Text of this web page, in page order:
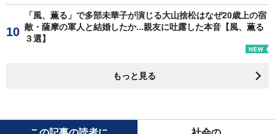
「風、薫る」で多部未華子が演じる大山捨松はなぜ20歳上の宿
敵・薩摩の軍人と結婚したか...親友に吐露した本音【風、薫る
３選】
もっと見る